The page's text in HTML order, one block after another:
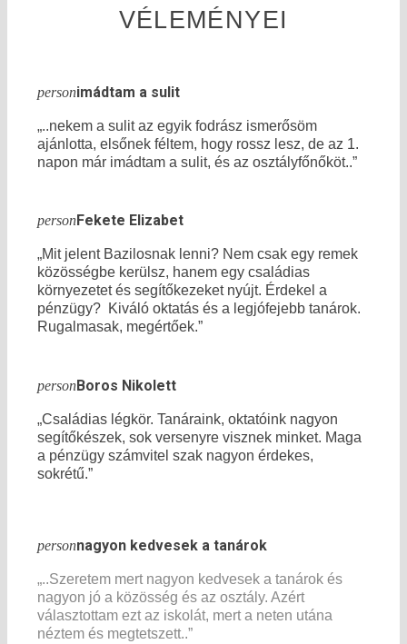
VÉLEMÉNYEI
personimádtam a sulit
„..nekem a sulit az egyik fodrász ismerősöm
ajánlotta, elsőnek féltem, hogy rossz lesz, de az 1.
napon már imádtam a sulit, és az osztályfőnőköt..”
personFekete Elizabet
„Mit jelent Bazilosnak lenni? Nem csak egy remek
közösségbe kerülsz, hanem egy családias
környezetet és segítőkezeket nyújt. Érdekel a
pénzügy? Kiváló oktatás és a legjófejebb tanárok.
Rugalmasak, megértőek.”
personBoros Nikolett
„Családias légkör. Tanáraink, oktatóink nagyon
segítőkészek, sok versenyre visznek minket. Maga
a pénzügy számvitel szak nagyon érdekes,
sokrétű.”
personnagyon kedvesek a tanárok
„..Szeretem mert nagyon kedvesek a tanárok és
nagyon jó a közösség és az osztály. Azért
választottam ezt az iskolát, mert a neten utána
néztem és megtetszett..”